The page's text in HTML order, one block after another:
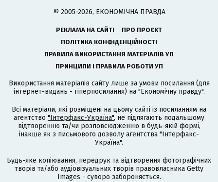
© 2005-2026, ЕКОНОМІЧНА ПРАВДА
РЕКЛАМА НА САЙТІ
ПРО ПРОЄКТ
ПОЛІТИКА КОНФІДЕНЦІЙНОСТІ
ПРАВИЛА ВИКОРИСТАННЯ МАТЕРІАЛІВ УП
ПРИНЦИПИ І ПРАВИЛА РОБОТИ УП
Використання матеріалів сайту лише за умови посилання (для
інтернет-видань - гіперпосилання) на "Економічну правду".
Всі матеріали, які розміщені на цьому сайті із посиланням на
агентство "Інтерфакс-Україна", не підлягають подальшому
відтворенню та/чи розповсюдженню в будь-якій формі,
інакше як з письмового дозволу агентства "Інтерфакс-
Україна".
Будь-яке копіювання, передрук та відтворення фотографічних
творів та/або аудіовізуальних творів правовласника Getty
Images - суворо забороняється.